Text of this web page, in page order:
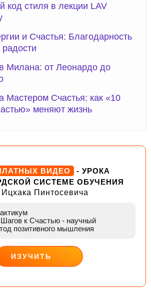
код стиля в лекции LAV
и Счастья: Благодарность
радости
Милана: от Леонардо до
Мастером Счастья: как «10
меняют жизнь
ВИДЕО
- УРОКА
СИСТЕМЕ ОБУЧЕНИЯ
Ицхака Пинтосевича
к Счастью - научный
позитивного мышления
ИЗУЧИТЬ